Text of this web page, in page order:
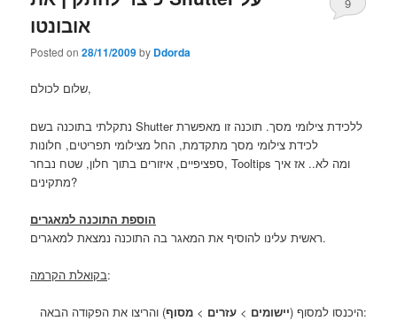
אובונטו
Posted on28/11/2009by Ddorda
9
שלום לכולם,
נתקלתי בתוכנה בשם Shutter ללכידת צילומי מסך. תוכנה זו מאפשרת
לכידת צילומי מסך מתקדמת, החל מצילומי תפריטים, חלונות
ספציפיים, איזורים בתוך חלון, שטח נבחר, Tooltips ומה לא.. אז איך
מתקינים?
הוספת התוכנה למאגרים
ראשית עלינו להוסיף את המאגר בה התוכנה נמצאת למאגרים.
בקואלת הקרמה:
היכנסו למסוף (יישומים >עזרים >מסוף ) והריצו את הפקודה הבאה: